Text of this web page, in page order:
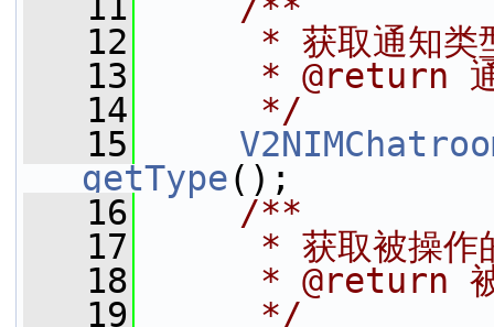
   12
* 获取通知类
   13
* @return
   14
     */
   15
getType();
   16
    /**
   17
* 获取被操作
   18
* @return
   19
     */